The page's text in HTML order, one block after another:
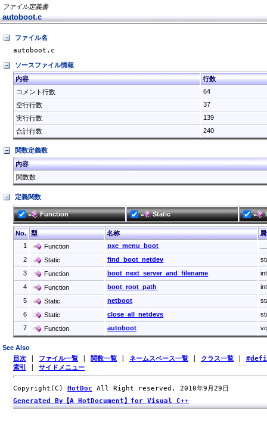
ファイル定義書
autoboot.c
ファイル名
autoboot.c
ソースファイル情報
内容
行数
コメント行数
64
空行行数
37
実行行数
139
合計行数
240
関数定義数
内容
関数数
定義関数
Function Static
No. 型 名称
1
Function pxe_menu_boot
2
Static find_boot_netdev
3
Function boot_next_server_and_filename
int
4
Function boot_root_path
int
5
Static netboot
6
Static close_all_netdevs
7
Function autoboot
See Also
目次 ファイル一覧 関数一覧 ネームスペース一覧 クラス一覧
索引
サイドメニュー
Copyright(C) HotDoc All Right reserved. 2010年9月29日
Generated By【A HotDocument】for Visual C++